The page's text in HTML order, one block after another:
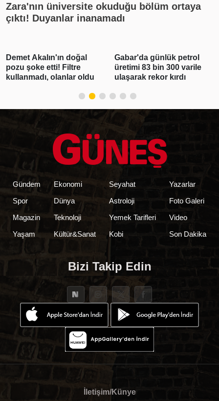
Zara'nın üniversite okuduğu bölüm ortaya
çıktı! Duyanlar inanamadı
Gabar'da günlük petrol
üretimi 83 bin 300 varile
ulaşarak rekor kırdı
Polis Meslek
Yüksekokullarına 3 bin
250 öğrenci alınacak
Gündem
Spor
Magazin
Yaşam
Ekonomi
Dünya
Teknoloji
Kültür&Sanat
Seyahat
Astroloji
Yemek Tarifleri
Kobi
Yazarlar
Foto Galeri
Video
Son Dakika
Bizi Takip Edin
İletişim/Künye